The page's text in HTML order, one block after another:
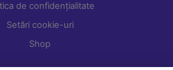
de confidențialitate
Setări cookie-uri
Shop